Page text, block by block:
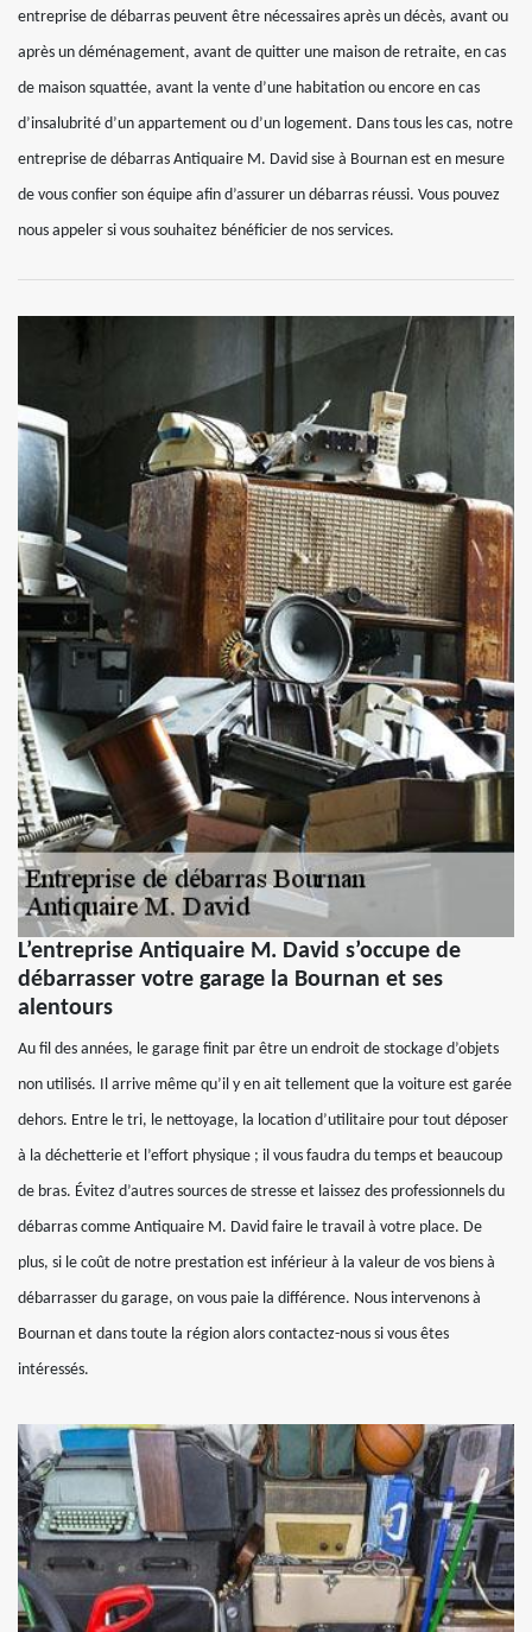
entreprise de débarras peuvent être nécessaires après un décès, avant ou
après un déménagement, avant de quitter une maison de retraite, en cas
de maison squattée, avant la vente d’une habitation ou encore en cas
d’insalubrité d’un appartement ou d’un logement. Dans tous les cas, notre
entreprise de débarras Antiquaire M. David sise à Bournan est en mesure
de vous confier son équipe afin d’assurer un débarras réussi. Vous pouvez
nous appeler si vous souhaitez bénéficier de nos services.
L’entreprise Antiquaire M. David s’occupe de
débarrasser votre garage la Bournan et ses
alentours
Au fil des années, le garage finit par être un endroit de stockage d’objets
non utilisés. Il arrive même qu’il y en ait tellement que la voiture est garée
dehors. Entre le tri, le nettoyage, la location d’utilitaire pour tout déposer
à la déchetterie et l’effort physique ; il vous faudra du temps et beaucoup
de bras. Évitez d’autres sources de stresse et laissez des professionnels du
débarras comme Antiquaire M. David faire le travail à votre place. De
plus, si le coût de notre prestation est inférieur à la valeur de vos biens à
débarrasser du garage, on vous paie la différence. Nous intervenons à
Bournan et dans toute la région alors contactez-nous si vous êtes
intéressés.